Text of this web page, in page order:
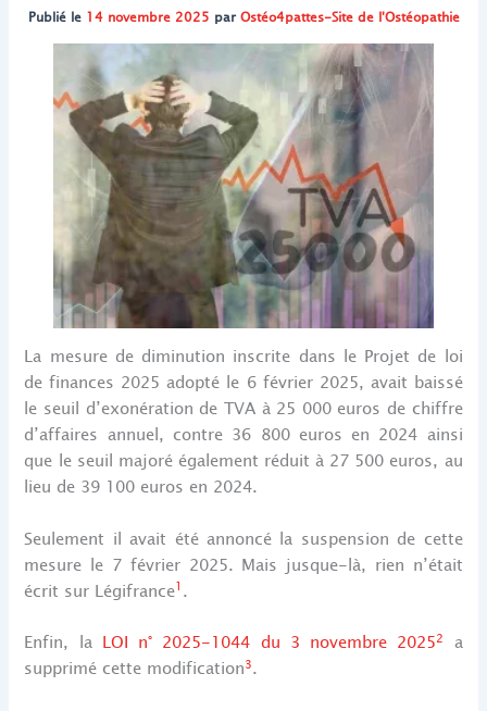
Publié le 14 novembre 2025 parOstéo4pattes-Site de l'Ostéopathie
La mesure de diminution inscrite dans le Projet de loi
de finances 2025 adopté le 6 février 2025, avait baissé
le seuil d’exonération de TVA à 25 000 euros de chiffre
d’affaires annuel, contre 36 800 euros en 2024 ainsi
que le seuil majoré également réduit à 27 500 euros, au
lieu de 39 100 euros en 2024.
Seulement il avait été annoncé la suspension de cette
mesure le 7 février 2025. Mais jusque-là, rien n’était
écrit sur Légifrance1 .
Enfin, la LOI n° 2025-1044 du 3 novembre 20252
a
supprimé cette modification3.